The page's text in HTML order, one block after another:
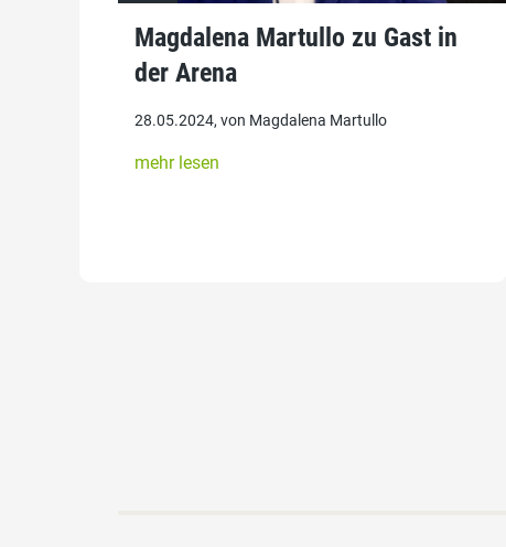
Magdalena Martullo zu Gast in
der Arena
28.05.2024, von Magdalena Martullo
mehr lesen